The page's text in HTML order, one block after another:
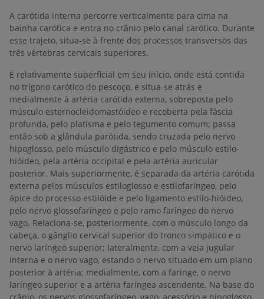
A carótida interna percorre verticalmente para cima na
bainha carótica e entra no crânio pelo canal carótico. Durante
esse trajeto, situa-se à frente dos processos transversos das
três vértebras cervicais superiores.
É relativamente superficial em seu início, onde está contida
no trígono carótico do pescoço, e situa-se atrás e
medialmente à artéria carótida externa, sobreposta pelo
músculo esternocleidomastóideo e recoberta pela fáscia
profunda, pelo platisma e pelo tegumento comum; passa
então sob a glândula parótida, sendo cruzada pelo nervo
hipoglosso, pelo músculo digástrico e pelo músculo estilo-
hióideo, pela artéria occipital e pela artéria auricular
posterior. Mais superiormente, é separada da artéria carótida
externa pelos músculos estiloglosso e estilofaríngeo, pelo
ápice do processo estilóide e pelo ligamento estilo-hióideo,
pelo nervo glossofaríngeo e pelo ramo faríngeo do nervo
vago. Relaciona-se, posteriormente, com o músculo longo da
cabeça, o gânglio cervical superior do tronco simpático e o
nervo laríngeo superior; lateralmente, com a veia jugular
interna e o nervo vago, estando o nervo situado em um plano
posterior à artéria; medialmente, com a faringe, o nervo
laríngeo superior e a artéria faríngea ascendente. Na base do